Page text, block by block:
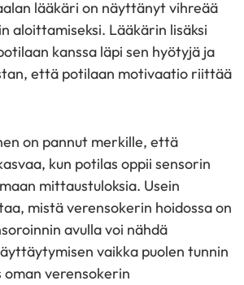
lääkäri on näyttänyt vihreää
aloittamiseksi. Lääkärin lisäksi
kanssa läpi sen hyötyjä ja
että potilaan motivaatio riittää
on pannut merkille, että
kun potilas oppii sensorin
mittaustuloksia. Usein
mistä verensokerin hoidossa on
avulla voi nähdä
vaikka puolen tunnin
verensokerin